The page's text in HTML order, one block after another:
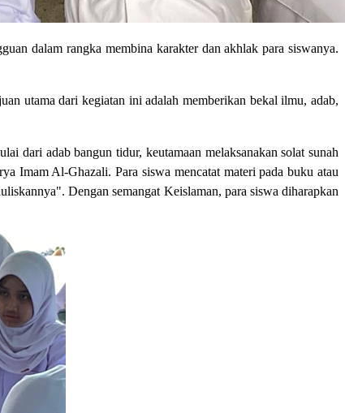
dalam rangka membina karakter dan akhlak para siswanya.
utama dari kegiatan ini adalah memberikan bekal ilmu, adab,
dari adab bangun tidur, keutamaan melaksanakan solat sunah
Imam Al-Ghazali. Para siswa mencatat materi pada buku atau
. Dengan semangat Keislaman, para siswa diharapkan